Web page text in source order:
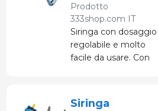
Prodotto
333shop.com IT
Siringa con dosaggio
regolabile e molto
facile da usare. Con
Siringa